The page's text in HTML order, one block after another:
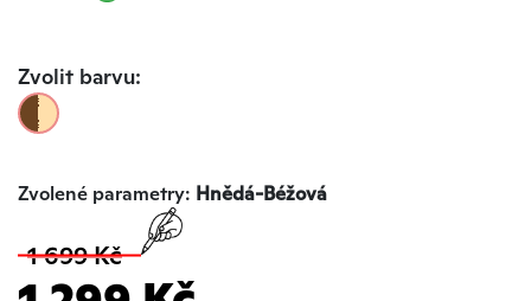
Zvolit barvu:
Zvolené parametry: Hnědá-Béžová
1 699 Kč